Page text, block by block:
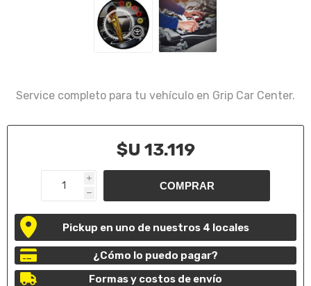
Service completo para tu vehículo en Grip Car Center.
$U 13.119
i
h
Pickup en uno de nuestros 4 locales
¿Cómo lo puedo pagar?
Formas y costos de envío